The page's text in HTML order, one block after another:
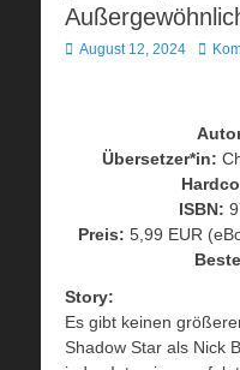
Veröffentlicht
August 12, 2024
Übersetzer*in:
ISBN:
Preis: 5,99 EUR
Story:
Es gibt keinen
Shadow Star als Nick